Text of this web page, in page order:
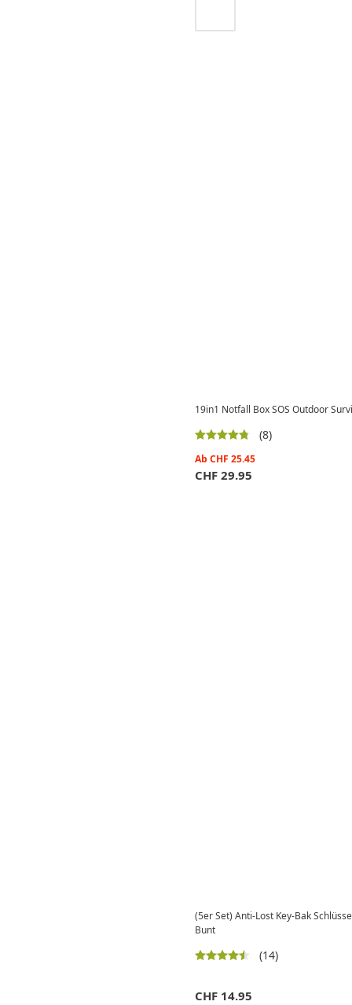
19in1 Notfall Box SOS Outdoor
(8)
Ab CHF 25.45
CHF 29.95
(5er Set) Anti-Lost Key-Bak
Bunt
(14)
CHF 14.95